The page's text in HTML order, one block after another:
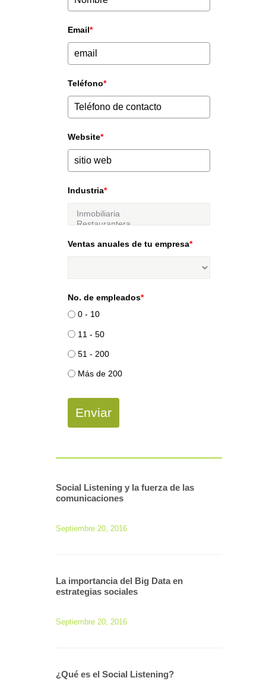
Email*
Teléfono*
Website*
Industria*
Ventas anuales de tu empresa*
No. de empleados*
0 - 10
11 - 50
51 - 200
Más de 200
Enviar
Social Listening y la fuerza de las
comunicaciones
Septiembre 20, 2016
La importancia del Big Data en
estrategias sociales
Septiembre 20, 2016
¿Qué es el Social Listening?